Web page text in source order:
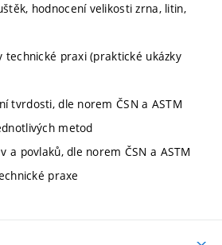
hodnocení velikosti zrna, litin,
praxi (praktické ukázky
tvrdosti, dle norem ČSN a ASTM
metod
povlaků, dle norem ČSN a ASTM
praxe